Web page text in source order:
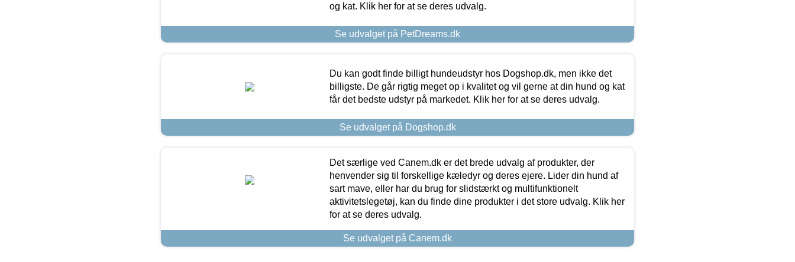
og kat. Klik her for at se deres udvalg.
Se udvalget på PetDreams.dk
Du kan godt finde billigt hundeudstyr hos Dogshop.dk, men ikke det
billigste. De går rigtig meget op i kvalitet og vil gerne at din hund og kat
får det bedste udstyr på markedet. Klik her for at se deres udvalg.
Se udvalget på Dogshop.dk
Det særlige ved Canem.dk er det brede udvalg af produkter, der
henvender sig til forskellige kæledyr og deres ejere. Lider din hund af
sart mave, eller har du brug for slidstærkt og multifunktionelt
aktivitetslegetøj, kan du finde dine produkter i det store udvalg. Klik her
for at se deres udvalg.
Se udvalget på Canem.dk